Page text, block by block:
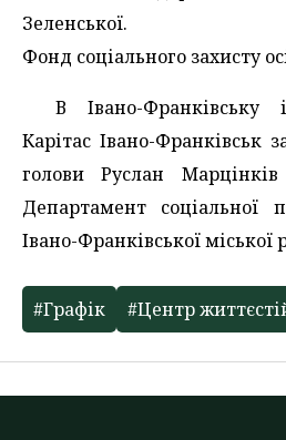
Зеленської.
Фонд соціального захисту
В Івано-Франківську
Карітас Івано-Франківськ
голови Руслан
Департамент соціальної
Івано-Франківської міської
#Графік #Центр